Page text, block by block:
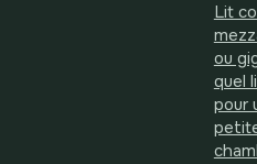
Lit
ou
quel
pour